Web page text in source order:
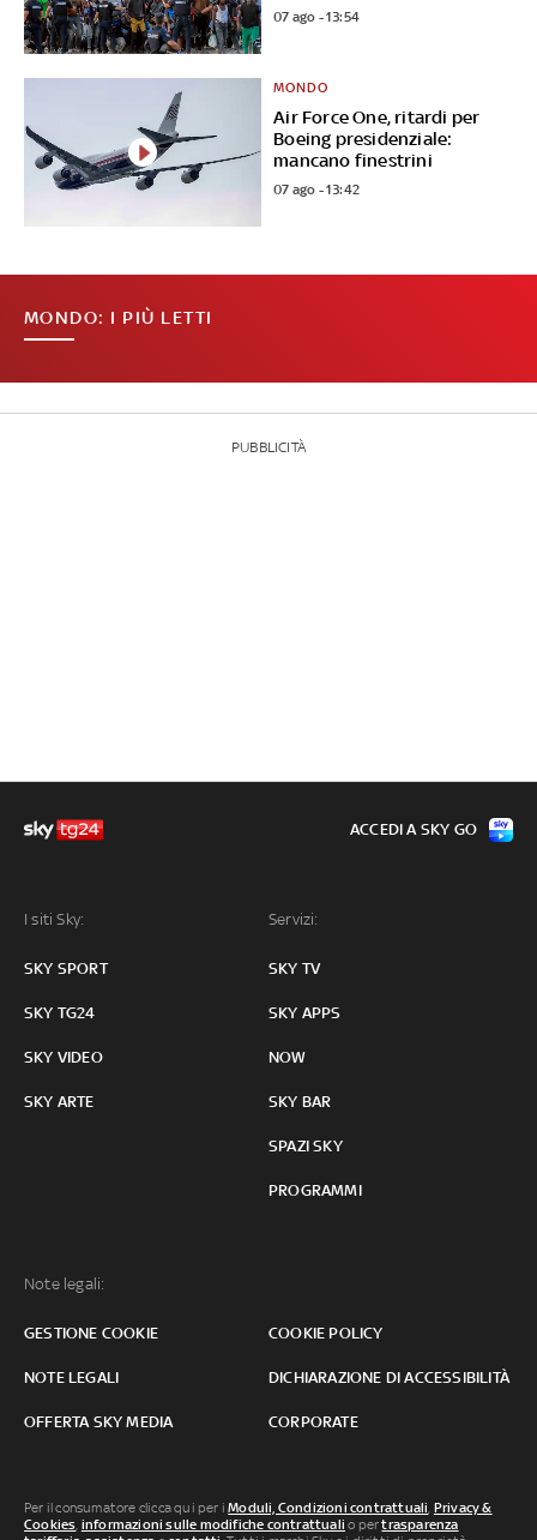
07 ago - 13:54
Air Force One, ritardi per
Boeing presidenziale:
mancano finestrini
MONDO
07 ago - 13:42
MONDO: I PIÙ LETTI
PUBBLICITÀ
I siti Sky:
SKY SPORT
SKY TG24
SKY VIDEO
SKY ARTE
Servizi:
SKY TV
SKY APPS
NOW
SKY BAR
SPAZI SKY
PROGRAMMI
Note legali:
GESTIONE COOKIE COOKIE POLICY
NOTE LEGALI DICHIARAZIONE DI ACCESSIBILITÀ
OFFERTA SKY MEDIA CORPORATE
ACCEDI A SKY GO
Per il consumatore clicca qui per iModuli, Condizioni contrattuali, Privacy &
Cookies, informazioni sulle modifiche contrattuali o pertrasparenza